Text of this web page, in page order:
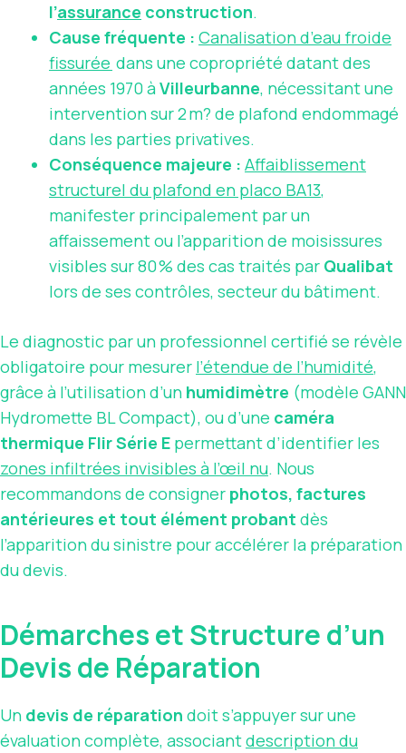
l’assurance construction.
Cause fréquente : Canalisation d’eau froide
fissurée dans une copropriété datant des
années 1970 àVilleurbanne, nécessitant une
intervention sur 2 m? de plafond endommagé
dans les parties privatives.
Conséquence majeure : Affaiblissement
structurel du plafond en placo BA13,
manifester principalement par un
affaissement ou l’apparition de moisissures
visibles sur 80 % des cas traités par Qualibat
lors de ses contrôles, secteur du bâtiment.
Le diagnostic par un professionnel certifié se révèle
obligatoire pour mesurer l’étendue de l’humidité,
grâce à l’utilisation d’un humidimètre (modèle GANN
Hydromette BL Compact), ou d’une caméra
thermique Flir Série E permettant d’identifier les
zones infiltrées invisibles à l’œil nu. Nous
recommandons de consigner photos, factures
antérieures et tout élément probant dès
l’apparition du sinistre pour accélérer la préparation
du devis.
Démarches et Structure d’un
Devis de Réparation
Un devis de réparation doit s’appuyer sur une
évaluation complète, associantdescription du